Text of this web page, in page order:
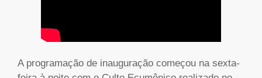
A programação de inauguração começou na sexta-